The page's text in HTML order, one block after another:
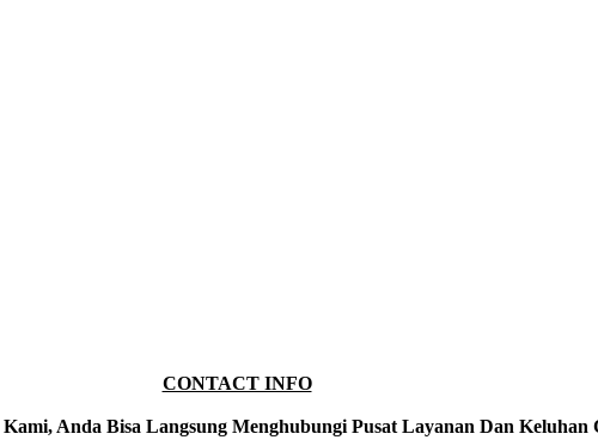
CONTACT INFO
Anda Bisa Langsung Menghubungi Pusat Layanan Dan